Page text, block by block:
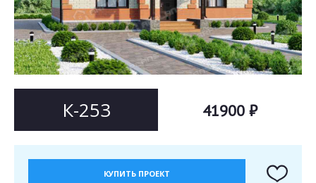
К-253 41900 ₽
КУПИТЬ ПРОЕКТ
Согласен на обработку персональных данных
ОТПРАВИТЬ
Согласен на обработку персональных данных
This site is protected by reCAPTCHA and the GooglePrivacy PolicyandTerms of Service
apply.